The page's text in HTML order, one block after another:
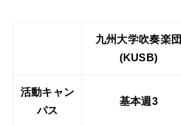
九州大学吹奏楽団
(KUSB)
活動キャン
パス
基本週3